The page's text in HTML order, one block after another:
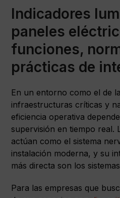
Indicadores
paneles
funciones,
prácticas de
En un entorno como el de
infraestructuras críticas y
eficiencia operativa
supervisión en tiempo real.
actúan como el sistema
instalación moderna, y su
más directa son los
Para las empresas que